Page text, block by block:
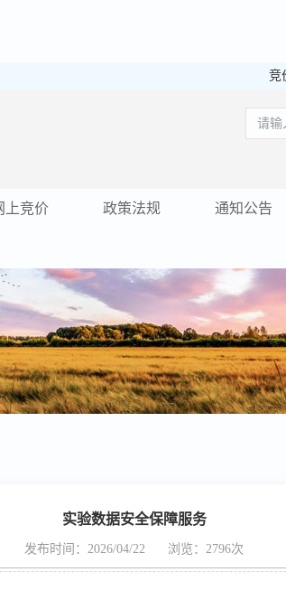
竞
上竞价 政策法规 通知公告
实验数据安全保障服务
发布时间：2026/04/22 浏览：2796次